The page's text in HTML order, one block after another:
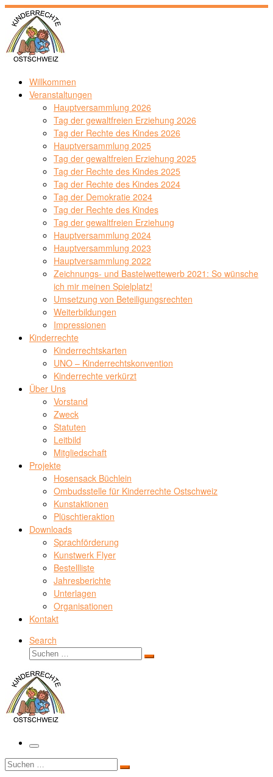
Zum
Inhalt
springen
Willkommen
Veranstaltungen
Hauptversammlung 2026
Tag der gewaltfreien Erziehung 2026
Tag der Rechte des Kindes 2026
Hauptversammlung 2025
Tag der gewaltfreien Erziehung 2025
Tag der Rechte des Kindes 2025
Tag der Rechte des Kindes 2024
Tag der Demokratie 2024
Tag der Rechte des Kindes
Tag der gewaltfreien Erziehung
Hauptversammlung 2024
Hauptversammlung 2023
Hauptversammlung 2022
Zeichnungs- und Bastelwettewerb 2021: So wünsche
ich mir meinen Spielplatz!
Umsetzung von Beteiligungsrechten
Weiterbildungen
Impressionen
Kinderrechte
Kinderrechtskarten
UNO – Kinderrechtskonvention
Kinderrechte verkürzt
Über Uns
Vorstand
Zweck
Statuten
Leitbild
Mitgliedschaft
Projekte
Hosensack Büchlein
Ombudsstelle für Kinderrechte Ostschweiz
Kunstaktionen
Plüschtieraktion
Downloads
Sprachförderung
Kunstwerk Flyer
Bestellliste
Jahresberichte
Unterlagen
Organisationen
Kontakt
Search
Suche
Suchen …
Menü
Suche
Suchen …